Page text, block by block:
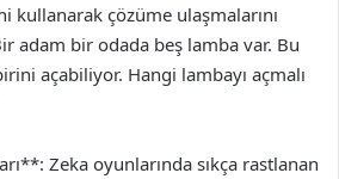
kullanarak çözüme ulaşmalarını
adam bir odada beş lamba var. Bu
açabiliyor. Hangi lambayı açmalı
Zeka oyunlarında sıkça rastlanan